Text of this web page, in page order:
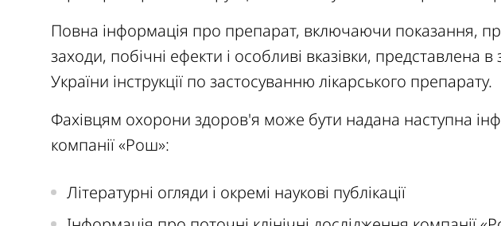
Повна інформація про препарат, включаючи показання,
заходи, побічні ефекти і особливі вказівки, представлена
України інструкції по застосуванню лікарського препарату.
Фахівцям охорони здоров'я може бути надана наступна
компанії «Рош»:
Літературні огляди і окремі наукові публікації